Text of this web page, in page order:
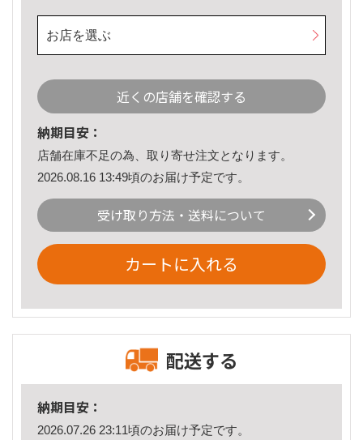
お店を選ぶ
近くの店舗を確認する
納期目安：
店舗在庫不足の為、取り寄せ注文となります。
2026.08.16 13:49頃のお届け予定です。
受け取り方法・送料について
カートに入れる
配送する
納期目安：
2026.07.26 23:11頃のお届け予定です。